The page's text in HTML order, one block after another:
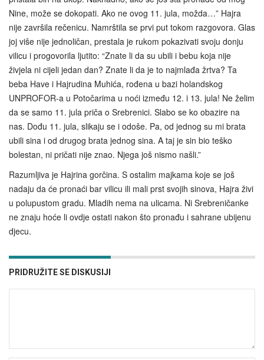
Nine, može se dokopati. Ako ne ovog 11. jula, možda…” Hajra
nije završila rečenicu. Namrštila se prvi put tokom razgovora. Glas
joj više nije jednoličan, prestala je rukom pokazivati svoju donju
vilicu i progovorila ljutito: “Znate li da su ubili i bebu koja nije
živjela ni cijeli jedan dan? Znate li da je to najmlađa žrtva? Ta
beba Have i Hajrudina Muhića, rođena u bazi holandskog
UNPROFOR-a u Potočarima u noći između 12. i 13. jula! Ne želim
da se samo 11. jula priča o Srebrenici. Slabo se ko obazire na
nas. Dođu 11. jula, slikaju se i odoše. Pa, od jednog su mi brata
ubili sina i od drugog brata jednog sina. A taj je sin bio teško
bolestan, ni pričati nije znao. Njega još nismo našli.”
Razumljiva je Hajrina gorčina. S ostalim majkama koje se još
nadaju da će pronaći bar vilicu ili mali prst svojih sinova, Hajra živi
u polupustom gradu. Mladih nema na ulicama. Ni Srebreničanke
ne znaju hoće li ovdje ostati nakon što pronađu i sahrane ubijenu
djecu.
PRIDRUŽITE SE DISKUSIJI